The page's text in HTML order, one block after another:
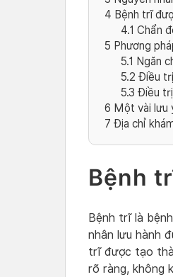
4 Bệnh trĩ
4.1 Chẩn
5 Phương
5.1 Ngăn
5.2 Điều
5.3 Điều
6 Một vài lưu
7 Địa chỉ
Bệnh
Bệnh trĩ là
nhân lưu hành
trĩ được tạo
rõ ràng, không